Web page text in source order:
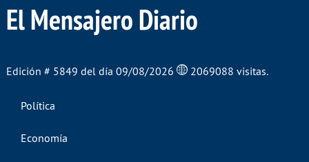
El Mensajero Diario
Edición # 5849 del día 09/08/2026 2069088 visitas.
Política
Economía